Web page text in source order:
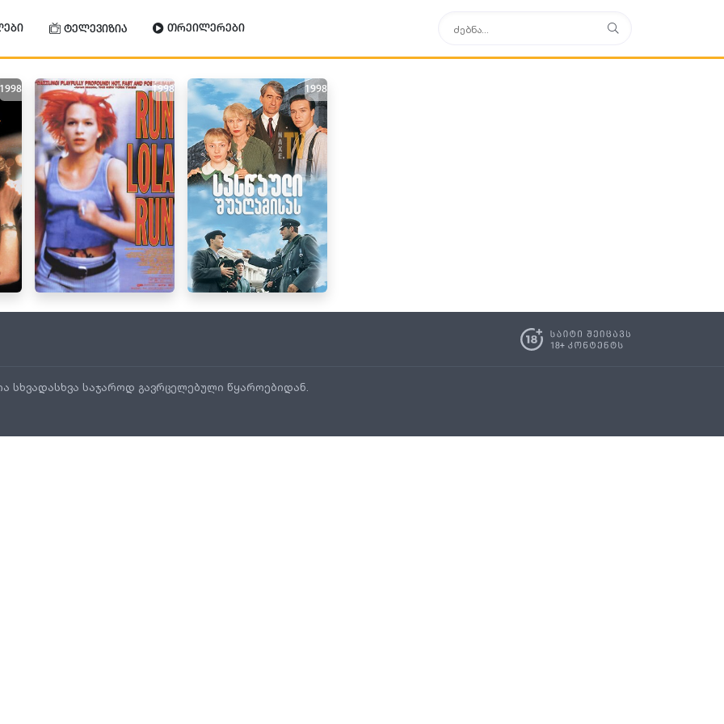
ტელევიზია თრეილერები
1998 1998 1998
სხვადასხვა საჯაროდ გავრცელებული წყაროებიდან.